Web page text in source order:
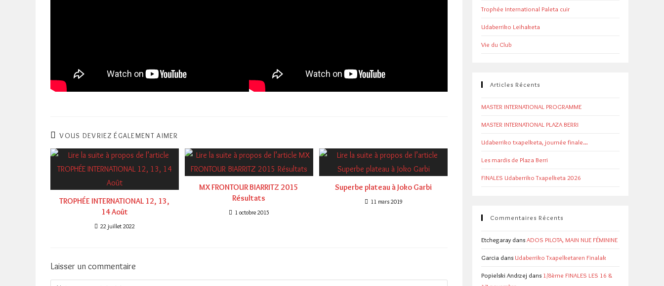
VOUS DEVRIEZ ÉGALEMENT AIMER
TROPHÉE INTERNATIONAL 12, 13,
14 Août
22 juillet 2022
MX FRONTOUR BIARRITZ 2015
Résultats
1 octobre 2015
Superbe plateau à Joko Garbi
11 mars 2019
Laisser un commentaire
Trophée International Paleta cuir
Udaberriko Leihaketa
Vie du Club
Articles Récents
MASTER INTERNATIONAL PROGRAMME
MASTER INTERNATIONAL PLAZA BERRI
Udaberriko txapelketa, journée finale…
Les mardis de Plaza Berri
FINALES Udaberriko Txapelketa 2026
Commentaires Récents
Etchegaray dansADOS PILOTA, MAIN NUE FÉMININE
Garcia dans Udaberriko Txapelketaren Finalak
Popielski Andrzej dans 1/8ème FINALES LES 16 &